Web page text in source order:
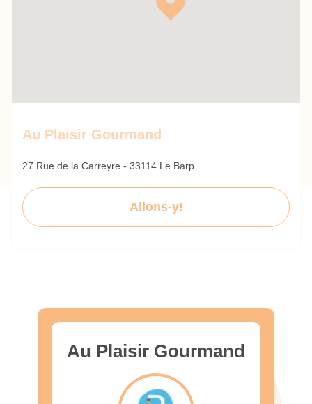
Au Plaisir Gourmand
27 Rue de la Carreyre - 33114 Le Barp
Allons-y!
Au Plaisir Gourmand